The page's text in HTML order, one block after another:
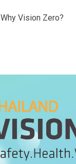
Why Vision Zero?